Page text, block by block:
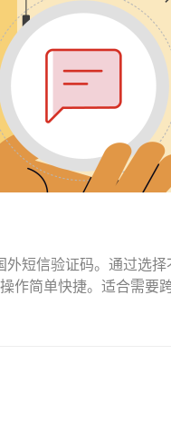
短信验证码。通过选择
作简单快捷。适合需要